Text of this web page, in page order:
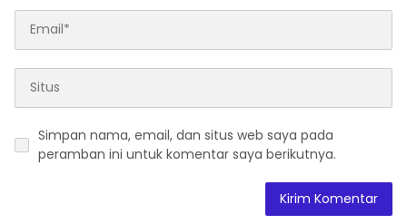
Simpan nama, email, dan situs web saya pada
peramban ini untuk komentar saya berikutnya.